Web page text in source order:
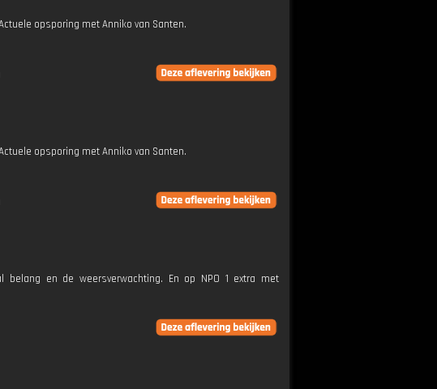
opsporing met Anniko van Santen.
opsporing met Anniko van Santen.
en de weersverwachting. En op NPO 1 extra met